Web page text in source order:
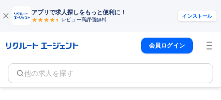
アプリで求人探しをもっと便利に！
レビュー高評価無料
インストール
会員ログイン
他の求人を探す